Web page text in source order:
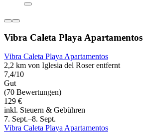
Vibra Caleta Playa Apartamentos
Vibra Caleta Playa Apartamentos
2,2 km von Iglesia del Roser entfernt
7,4/10
Gut
(70 Bewertungen)
129 €
inkl. Steuern & Gebühren
7. Sept.–8. Sept.
Vibra Caleta Playa Apartamentos